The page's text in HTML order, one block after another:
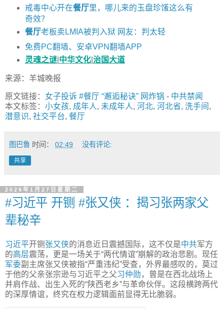
戒毒中心开在餐厅里，哪儿来的玉盘珍馐这么有
奇效？
餐厅老板卖LMIA被判入狱 网友：判太轻
免费PC翻墙、安卓VPN翻墙APP
灵魂之谜| 中华文化| 治国大道
来源：羊城晚报
原文链接： 女子投诉 #餐厅 “邂逅秘诀” 网炸锅 - 中共禁闻
本文标签： 小女孩, 成年人, 未成年人, 河北, 河北省, 洗手间 ,
潜意识, 社交平台, 餐厅
图巴鲁 时间： 02:49 没有评论:
共享
2026年1月27日星期二
#习近平 开铡 #张又侠 ：揭习张两家父
辈秘辛
习近平开铡 张又侠的消息近日震撼国际，这不仅是中共军方
的高层震荡，更是一场关于“两代情谊”崩解的政治悲剧。现任
军委副主席张又侠被指“严重违纪”受查，外界最感叹的，莫过
于他的父亲张宗逊与习近平之父习仲勋，曾是在西北战场上
并肩作战、出生入死的“陕西老乡”与革命伙伴。这段横跨两代
的深厚情谊，终究在权力逻辑面前显得无比脆弱。